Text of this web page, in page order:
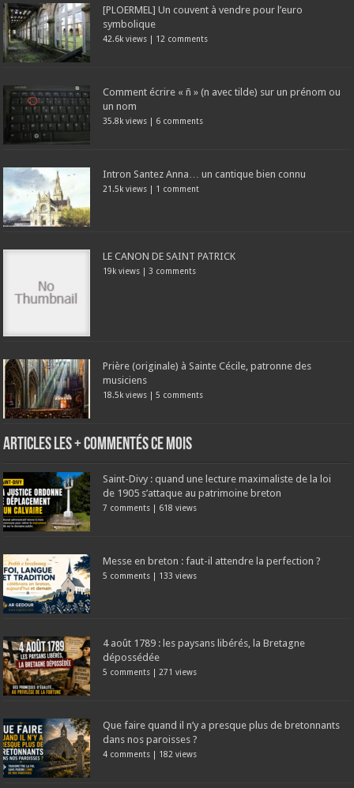
[PLOERMEL] Un couvent à vendre pour l’euro
symbolique
42.6k views | 12 comments
Comment écrire « ñ » (n avec tilde) sur un prénom ou
un nom
35.8k views | 6 comments
Intron Santez Anna… un cantique bien connu
21.5k views | 1 comment
LE CANON DE SAINT PATRICK
19k views | 3 comments
Prière (originale) à Sainte Cécile, patronne des
musiciens
18.5k views |5 comments
Articles les + commentés ce mois
Saint-Divy : quand une lecture maximaliste de la loi
de 1905 s’attaque au patrimoine breton
7 comments | 618 views
Messe en breton : faut-il attendre la perfection ?
5 comments | 133 views
4 août 1789 : les paysans libérés, la Bretagne
dépossédée
5 comments | 271 views
Que faire quand il n’y a presque plus de bretonnants
dans nos paroisses ?
4 comments | 182 views